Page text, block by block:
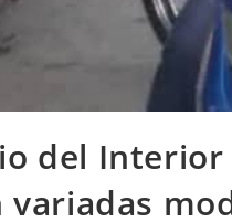
del Interior